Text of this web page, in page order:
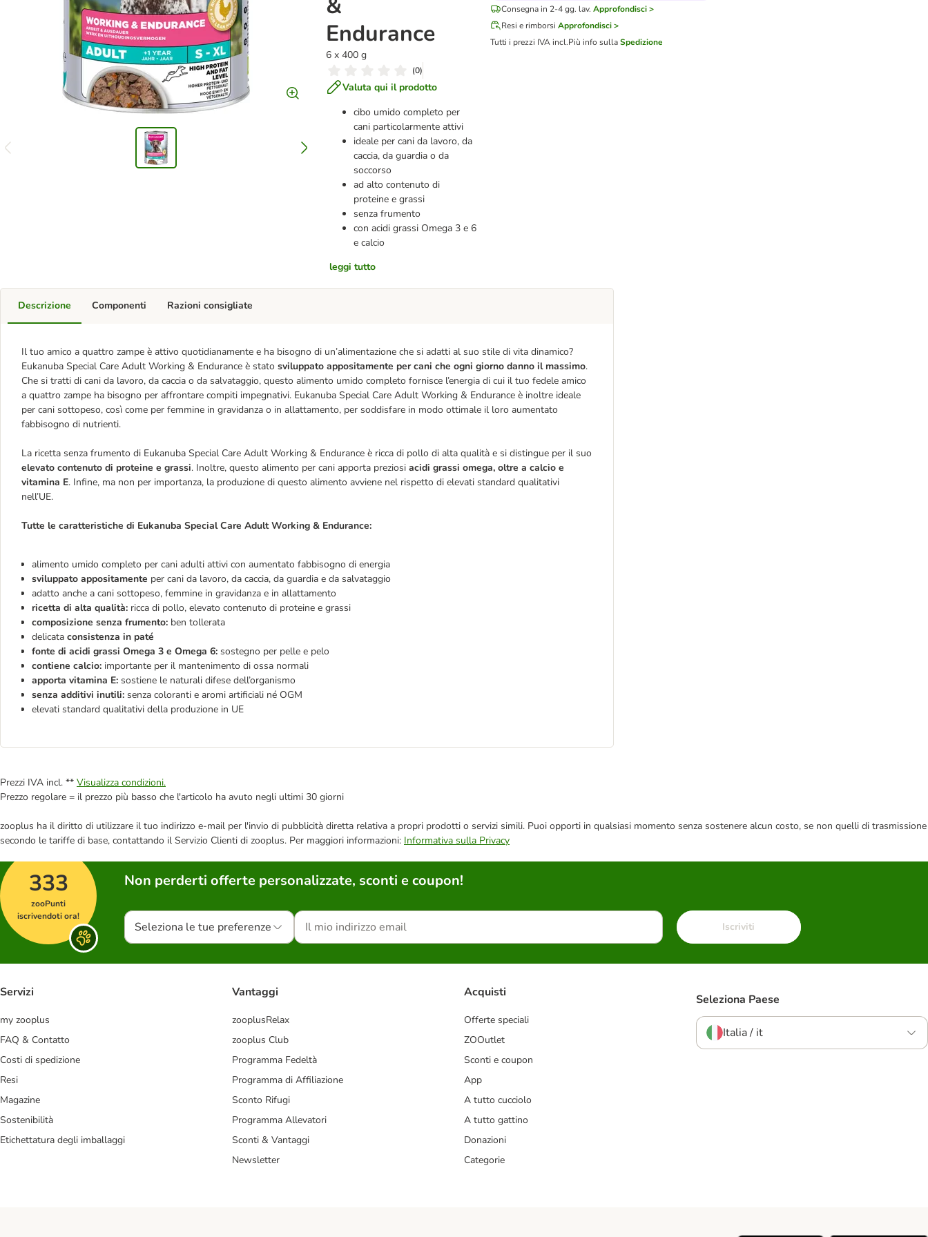
Endurance
6 x 400 g
(0)
Valuta qui il prodotto
cibo umido completo per
cani particolarmente attivi
ideale per cani da lavoro, da
caccia, da guardia o da
soccorso
ad alto contenuto di
proteine e grassi
senza frumento
con acidi grassi Omega 3 e 6
e calcio
leggi tutto
Consegna in 2-4 gg. lav. Approfondisci >
Resi e rimborsi Approfondisci >
Tutti i prezzi IVA incl.Più info sullaSpedizione
Descrizione
Il tuo amico a quattro zampe è attivo quotidianamente e ha bisogno di un’alimentazione che si adatti al suo stile di vita dinamico?
Eukanuba Special Care Adult Working & Endurance è stato sviluppato appositamente per cani che ogni giorno danno il massimo.
Che si tratti di cani da lavoro, da caccia o da salvataggio, questo alimento umido completo fornisce l’energia di cui il tuo fedele amico
a quattro zampe ha bisogno per affrontare compiti impegnativi. Eukanuba Special Care Adult Working & Endurance è inoltre ideale
per cani sottopeso, così come per femmine in gravidanza o in allattamento, per soddisfare in modo ottimale il loro aumentato
fabbisogno di nutrienti.
La ricetta senza frumento di Eukanuba Special Care Adult Working & Endurance è ricca di pollo di alta qualità e si distingue per il suo
elevato contenuto di proteine e grassi. Inoltre, questo alimento per cani apporta preziosi acidi grassi omega, oltre a calcio e
vitamina E. Infine, ma non per importanza, la produzione di questo alimento avviene nel rispetto di elevati standard qualitativi
nell’UE.
Tutte le caratteristiche di Eukanuba Special Care Adult Working & Endurance:
alimento umido completo per cani adulti attivi con aumentato fabbisogno di energia
sviluppato appositamente per cani da lavoro, da caccia, da guardia e da salvataggio
adatto anche a cani sottopeso, femmine in gravidanza e in allattamento
ricetta di alta qualità: ricca di pollo, elevato contenuto di proteine e grassi
composizione senza frumento: ben tollerata
delicata consistenza in paté
fonte di acidi grassi Omega 3 e Omega 6: sostegno per pelle e pelo
contiene calcio: importante per il mantenimento di ossa normali
apporta vitamina E: sostiene le naturali difese dell’organismo
senza additivi inutili: senza coloranti e aromi artificiali né OGM
elevati standard qualitativi della produzione in UE
Componenti Razioni consigliate
Prezzi IVA incl. ** Visualizza condizioni.
Prezzo regolare = il prezzo più basso che l'articolo ha avuto negli ultimi 30 giorni
zooplus ha il diritto di utilizzare il tuo indirizzo e-mail per l'invio di pubblicità diretta relativa a propri prodotti o servizi simili. Puoi opporti in qualsiasi momento senza sostenere alcun costo, se non quelli di trasmissione
secondo le tariffe di base, contattando il Servizio Clienti di zooplus. Per maggiori informazioni: Informativa sulla Privacy
333
zooPunti
iscrivendoti ora!
Non perderti offerte personalizzate, sconti e coupon!
Seleziona le tue preferenze Iscriviti
Servizi
my zooplus
FAQ & Contatto
Costi di spedizione
Resi
Magazine
Sostenibilità
Etichettatura degli imballaggi
Vantaggi
zooplusRelax
zooplus Club
Programma Fedeltà
Programma di Affiliazione
Sconto Rifugi
Programma Allevatori
Sconti & Vantaggi
Newsletter
Acquisti
Offerte speciali
ZOOutlet
Sconti e coupon
App
A tutto cucciolo
A tutto gattino
Donazioni
Categorie
Seleziona Paese
Italia / it